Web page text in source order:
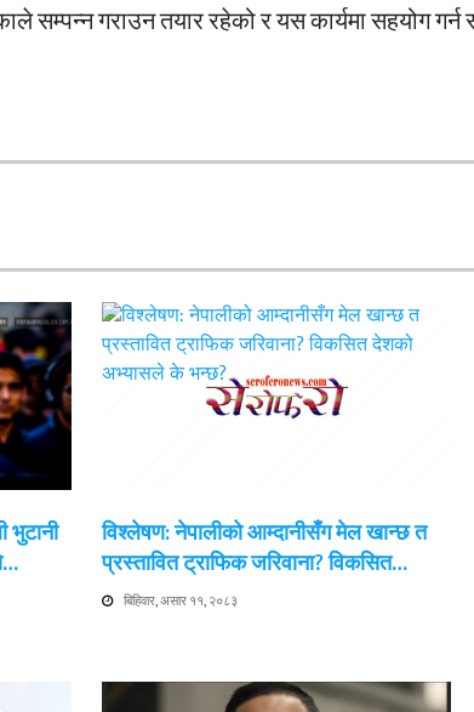
सम्पन्न गराउन तयार रहेको र यस कार्यमा सहयोग
विश्लेषण: नेपालीको आम्दानीसँग मेल खान्छ त
प्रस्तावित ट्राफिक जरिवाना? विकसित…
बिहिवार, असार ११, २०८३